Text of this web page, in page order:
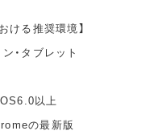
ける推奨環境】
・タブレット
以上
の最新版